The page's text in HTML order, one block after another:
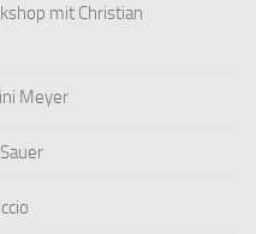
mit Christian
Meyer